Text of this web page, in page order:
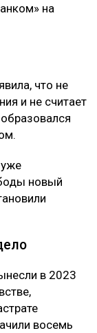
на
что не
и не считает
новый
в 2023
восемь